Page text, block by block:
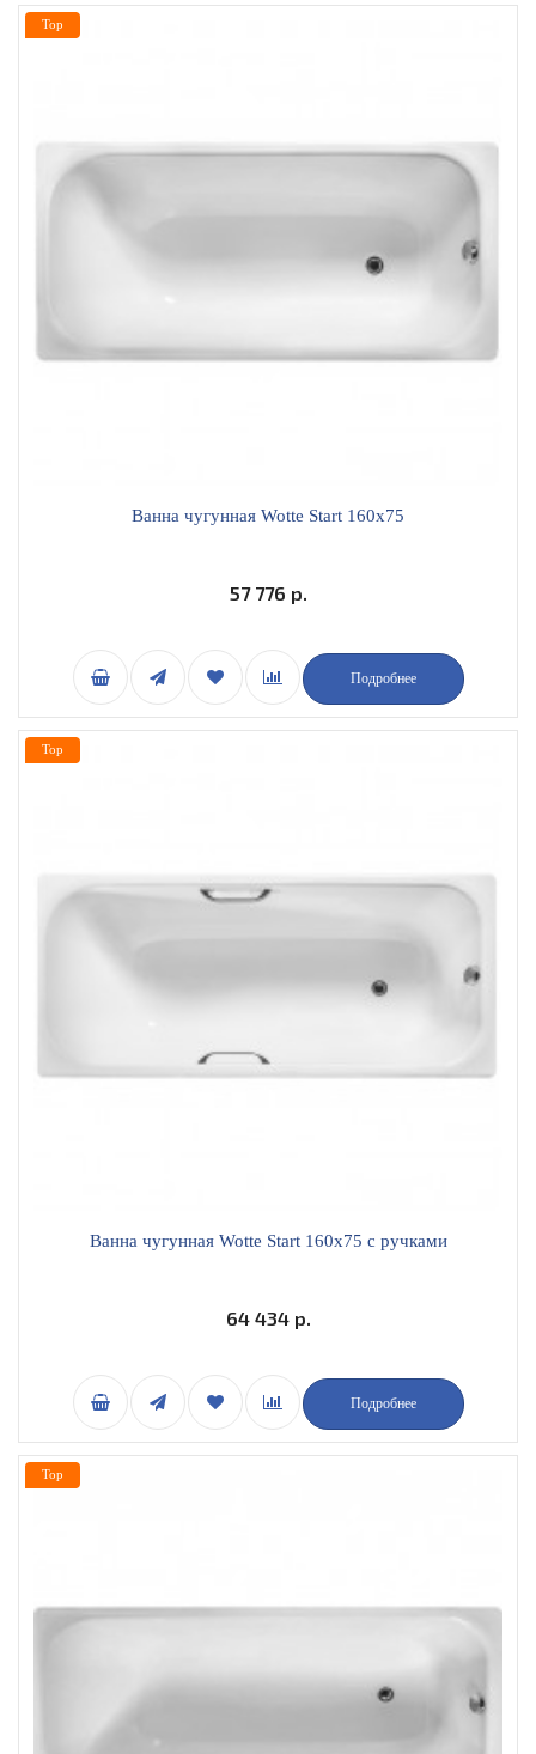
Ванна чугунная Wotte Start 160x75
57 776 р.
Подробнее
Top
Ванна чугунная Wotte Start 160x75 с ручками
64 434 р.
Подробнее
Top
Top